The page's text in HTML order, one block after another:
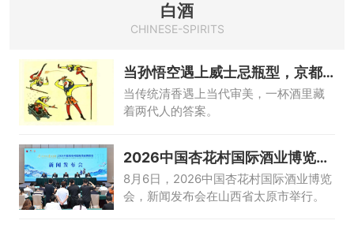
白酒
CHINESE-SPIRITS
当孙悟空遇上威士忌瓶型，京都
一号太会了！
当传统清香遇上当代审美，一杯酒里藏
着两代人的答案。
2026中国杏花村国际酒业博览会
亮点抢先
8月6日，2026中国杏花村国际酒业博览
会，新闻发布会在山西省太原市举行。